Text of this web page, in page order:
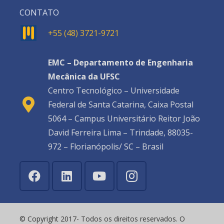
CONTATO
+55 (48) 3721-9721
EMC – Departamento de Engenharia
Mecânica da UFSC
Centro Tecnológico – Universidade
Federal de Santa Catarina, Caixa Postal
5064 – Campus Universitário Reitor João
David Ferreira Lima – Trindade, 88035-
972 – Florianópolis/ SC – Brasil
© Copyright 2017- Todos os direitos reservados. O